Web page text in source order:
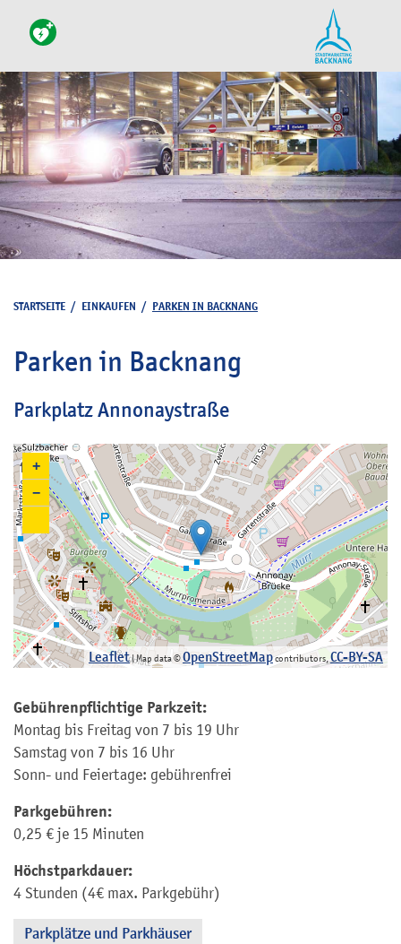
STARTSEITE / EINKAUFEN / PARKEN IN BACKNANG
Parken in Backnang
Parkplatz Annonaystraße
+
−
Leaflet| Map data ©OpenStreetMapcontributors, CC-BY-SA
Gebührenpflichtige Parkzeit:
Montag bis Freitag von 7 bis 19 Uhr
Samstag von 7 bis 16 Uhr
Sonn- und Feiertage: gebührenfrei
Parkgebühren:
0,25 € je 15 Minuten
Höchstparkdauer:
4 Stunden (4€ max. Parkgebühr)
Parkplätze und Parkhäuser